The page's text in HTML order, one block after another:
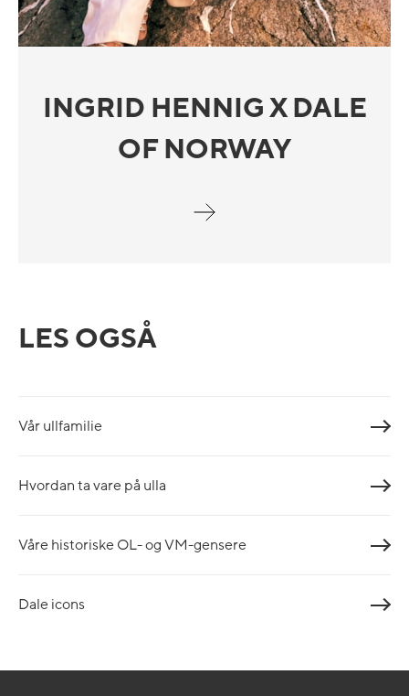
INGRID HENNIG X DALE
OF NORWAY
LES OGSÅ
Vår ullfamilie
Hvordan ta vare på ulla
Våre historiske OL- og VM-gensere
Dale icons